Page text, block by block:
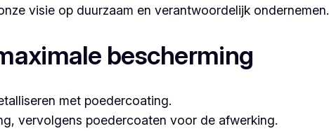
visie op duurzaam en verantwoordelijk ondernemen.
bescherming
met poedercoating.
vervolgens poedercoaten voor de afwerking.